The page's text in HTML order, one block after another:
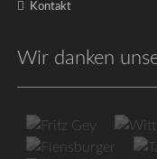
Datenschutz
Kontakt
Wir danken